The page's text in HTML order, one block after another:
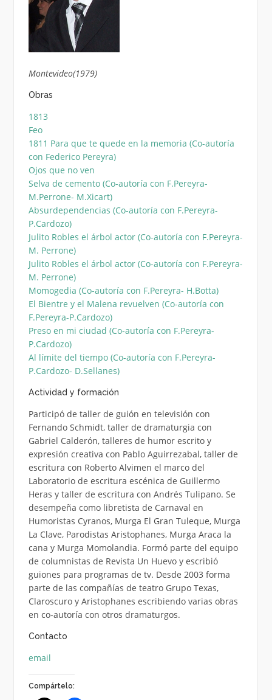
Montevideo(1979)
Obras
1813
Feo
1811 Para que te quede en la memoria (Co-autoría
con Federico Pereyra)
Ojos que no ven
Selva de cemento (Co-autoría con F.Pereyra-
M.Perrone- M.Xicart)
Absurdependencias (Co-autoría con F.Pereyra-
P.Cardozo)
Julito Robles el árbol actor (Co-autoría con F.Pereyra-
M. Perrone)
Julito Robles el árbol actor (Co-autoría con F.Pereyra-
M. Perrone)
Momogedia (Co-autoría con F.Pereyra- H.Botta)
El Bientre y el Malena revuelven (Co-autoría con
F.Pereyra-P.Cardozo)
Preso en mi ciudad (Co-autoría con F.Pereyra-
P.Cardozo)
Al límite del tiempo (Co-autoría con F.Pereyra-
P.Cardozo- D.Sellanes)
Actividad y formación
Participó de taller de guión en televisión con
Fernando Schmidt, taller de dramaturgia con
Gabriel Calderón, talleres de humor escrito y
expresión creativa con Pablo Aguirrezabal, taller de
escritura con Roberto Alvimen el marco del
Laboratorio de escritura escénica de Guillermo
Heras y taller de escritura con Andrés Tulipano. Se
desempeña como libretista de Carnaval en
Humoristas Cyranos, Murga El Gran Tuleque, Murga
La Clave, Parodistas Aristophanes, Murga Araca la
cana y Murga Momolandia. Formó parte del equipo
de columnistas de Revista Un Huevo y escribió
guiones para programas de tv. Desde 2003 forma
parte de las compañías de teatro Grupo Texas,
Claroscuro y Aristophanes escribiendo varias obras
en co-autoría con otros dramaturgos.
Contacto
email
Compártelo: